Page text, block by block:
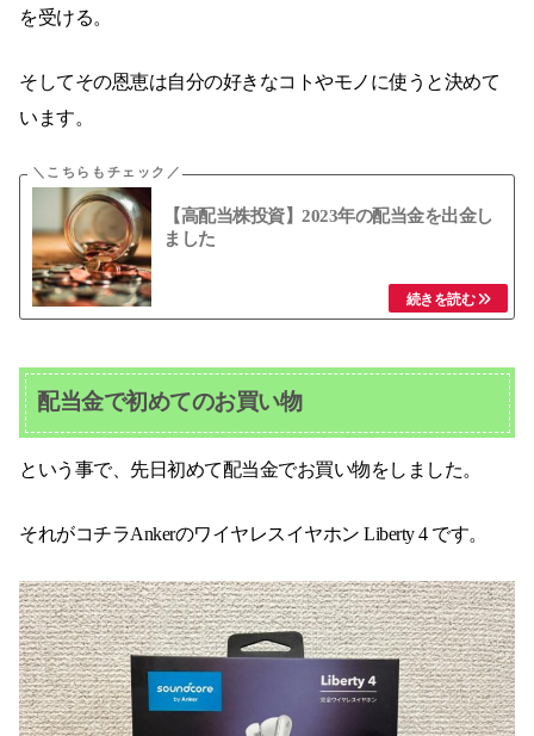
を受ける。
そしてその恩恵は自分の好きなコトやモノに使うと決めて
います。
【高配当株投資】2023年の配当金を出金し
ました
配当金で初めてのお買い物
という事で、先日初めて配当金でお買い物をしました。
それがコチラAnkerのワイヤレスイヤホン Liberty 4 です。